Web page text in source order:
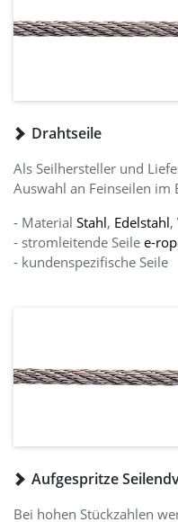
Drahtseile
Als Seilhersteller und
Auswahl an Feinseilen
- Material Stahl, Edelstahl,
- stromleitende Seile e-
- kundenspezifische Seile
Aufgespritze
Bei hohen Stückzahlen